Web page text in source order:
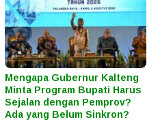
Mengapa Gubernur Kalteng
Minta Program Bupati Harus
Sejalan dengan Pemprov?
Ada yang Belum Sinkron?